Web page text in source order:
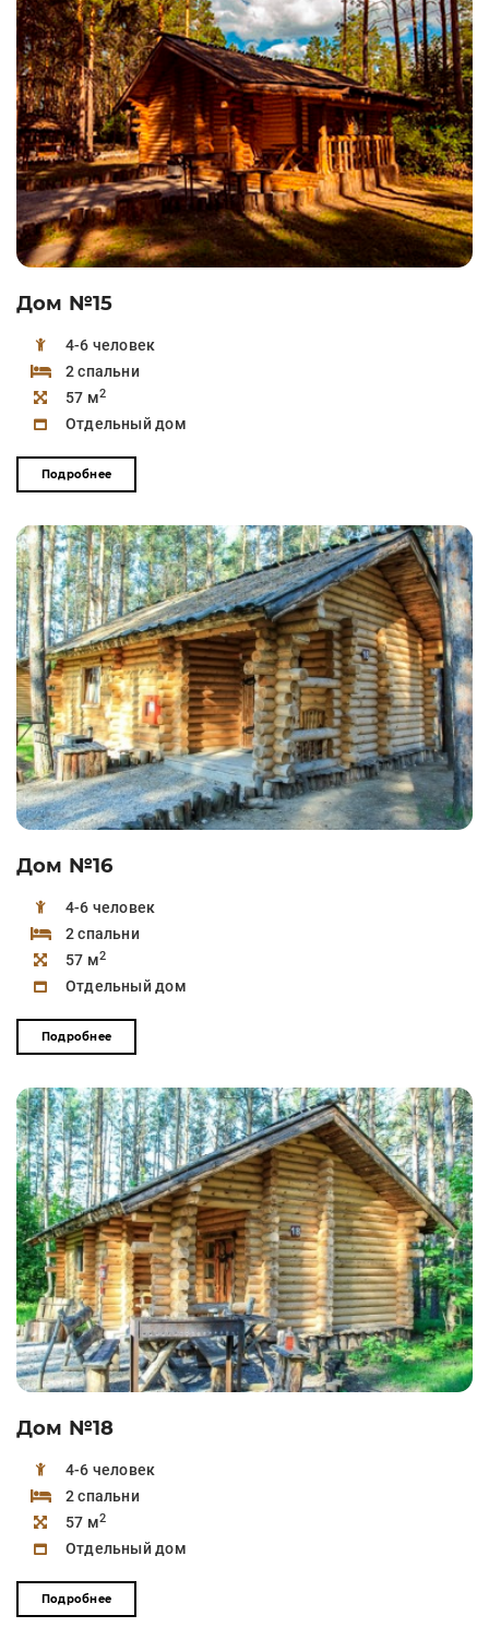
Дом №15
4-6 человек
2 спальни
57 м2
Отдельный дом
Подробнее
Дом №16
4-6 человек
2 спальни
57 м2
Отдельный дом
Подробнее
Дом №18
4-6 человек
2 спальни
57 м2
Отдельный дом
Подробнее